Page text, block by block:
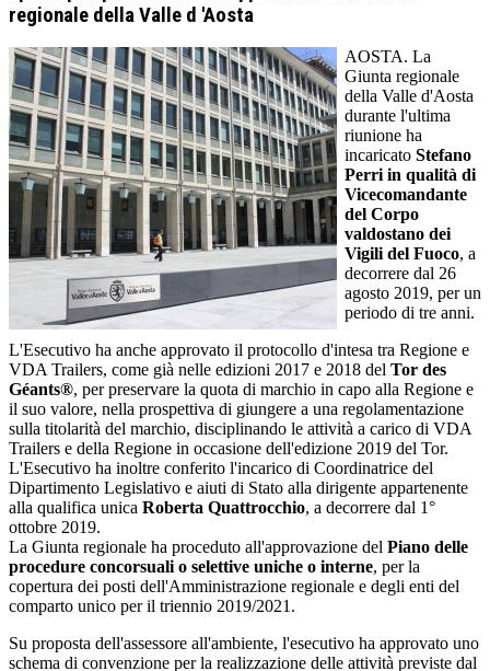
regionale della Valle d 'Aosta
AOSTA. La
Giunta regionale
della Valle d'Aosta
durante l'ultima
riunione ha
incaricato Stefano
Perri in qualità di
Vicecomandante
del Corpo
valdostano dei
Vigili del Fuoco, a
decorrere dal 26
agosto 2019, per un
periodo di tre anni.
L'Esecutivo ha anche approvato il protocollo d'intesa tra Regione e
VDA Trailers, come già nelle edizioni 2017 e 2018 del Tor des
Géants®, per preservare la quota di marchio in capo alla Regione e
il suo valore, nella prospettiva di giungere a una regolamentazione
sulla titolarità del marchio, disciplinando le attività a carico di VDA
Trailers e della Regione in occasione dell'edizione 2019 del Tor.
L'Esecutivo ha inoltre conferito l'incarico di Coordinatrice del
Dipartimento Legislativo e aiuti di Stato alla dirigente appartenente
alla qualifica unica Roberta Quattrocchio, a decorrere dal 1°
ottobre 2019.
La Giunta regionale ha proceduto all'approvazione del Piano delle
procedure concorsuali o selettive uniche o interne, per la
copertura dei posti dell'Amministrazione regionale e degli enti del
comparto unico per il triennio 2019/2021.
Su proposta dell'assessore all'ambiente, l'esecutivo ha approvato uno
schema di convenzione per la realizzazione delle attività previste dal